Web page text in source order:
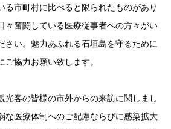
る市町村に比べると限られたものがあり
々奮闘している医療従事者への方々がい
さい。魅力あふれる石垣島を守るために
ご協力お願い致します。
光客の皆様の市外からの来訪に関しまし
な医療体制へのご配慮ならびに感染拡大